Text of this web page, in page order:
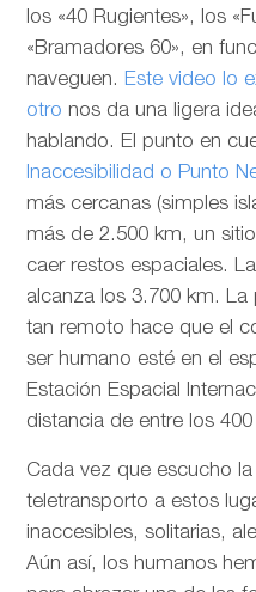
los «40 Rugientes», los
«Bramadores 60», en
naveguen. Este video lo
otro nos da una ligera
hablando. El punto en
Inaccesibilidad o Punto
más cercanas (simples
más de 2.500 km, un
caer restos espaciales.
alcanza los 3.700 km.
tan remoto hace que el
ser humano esté en el
Estación Espacial
distancia de entre los
Cada vez que escucho
teletransporto a estos
inaccesibles, solitarias,
Aún así, los humanos